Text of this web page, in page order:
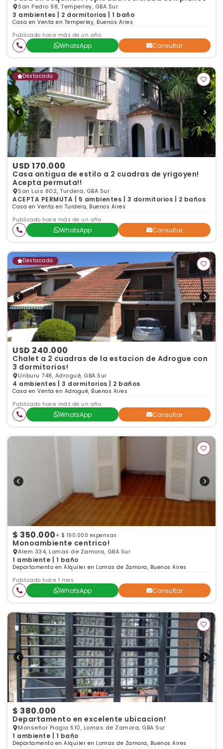
San Pedro 98, Temperley, GBA Sur
3 ambientes | 2 dormitorios | 1 baño
Casa en Venta en Temperley, Buenos Aires
Publicado hace más de un año
WhatsApp Consultar
Destacada
USD 170.000
Casa antigua de estilo a 2 cuadras de yrigoyen!
Acepta permuta!!
San Luis 802, Turdera, GBA Sur
ACEPTA PERMUTA | 5 ambientes | 3 dormitorios | 2 baños
Casa en Venta en Turdera, Buenos Aires
Publicado hace más de un año
WhatsApp Consultar
Destacada
USD 240.000
Chalet a 2 cuadras de la estacion de Adrogue con
3 dormitorios!
Uriburu 748, Adrogué, GBA Sur
4 ambientes | 3 dormitorios | 2 baños
Casa en Venta en Adrogué, Buenos Aires
Publicado hace más de un año
WhatsApp Consultar
$ 350.000 + $ 190.000 expensas
Monoambiente centrico!
Alem 334, Lomas de Zamora, GBA Sur
1 ambiente | 1 baño
Departamento en Alquiler en Lomas de Zamora, Buenos Aires
Publicado hace 1 mes
WhatsApp Consultar
$ 380.000
Departamento en excelente ubicacion!
Monseñor Piagio 510, Lomas de Zamora, GBA Sur
1 ambiente | 1 baño
Departamento en Alquiler en Lomas de Zamora, Buenos Aires